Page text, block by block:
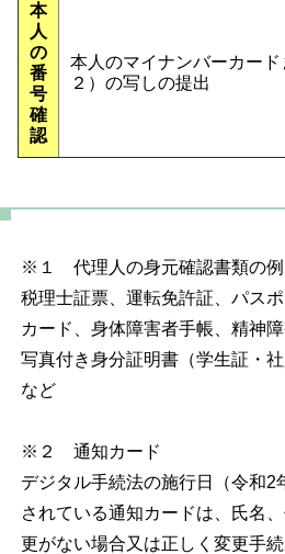
本
人
の
番
号
確
認
本人のマイナンバーカー
２）の写しの提出
※１ 代理人の身元確認書類の例
税理士証票、運転免許証、パス
カード、身体障害者手帳、精神
写真付き身分証明書（学生証・
など
※２ 通知カード
デジタル手続法の施行日（令和2
されている通知カードは、氏名
更がない場合又は正しく変更手